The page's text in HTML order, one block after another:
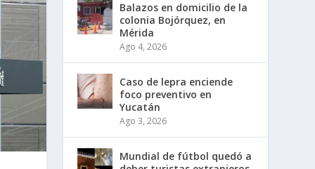
Balazos en domicilio de la
colonia Bojórquez, en
Mérida
Ago 4, 2026
Caso de lepra enciende
foco preventivo en
Yucatán
Ago 3, 2026
Mundial de fútbol quedó a